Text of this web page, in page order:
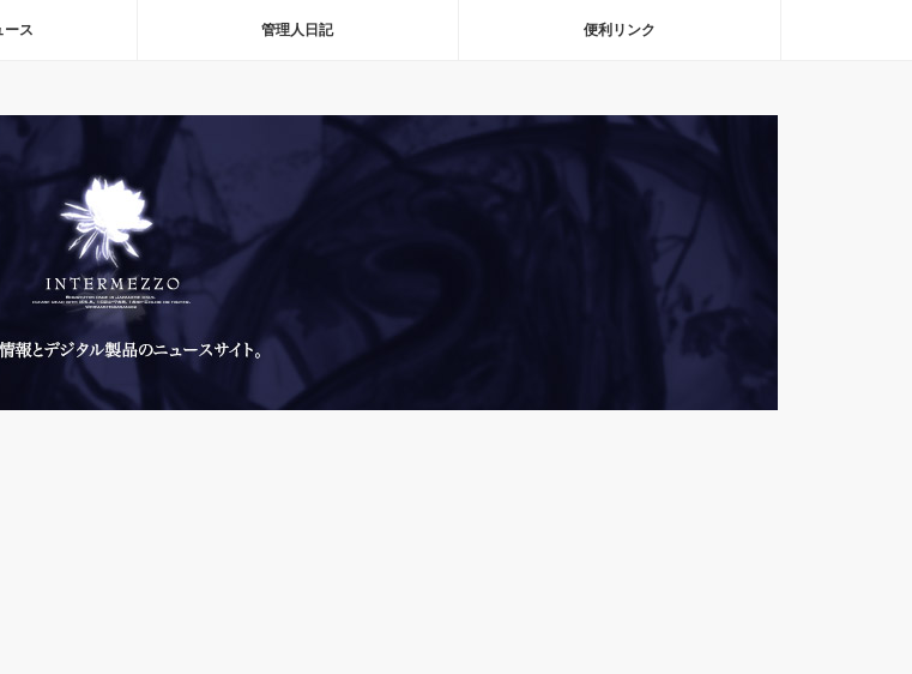
ース 管理人日記 便利リンク